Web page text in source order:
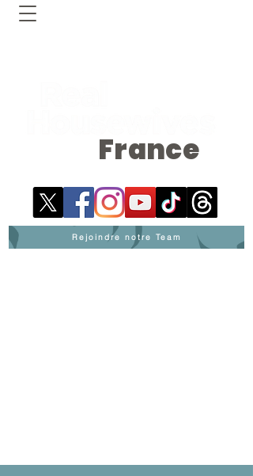
France
Rejoindre notre Team